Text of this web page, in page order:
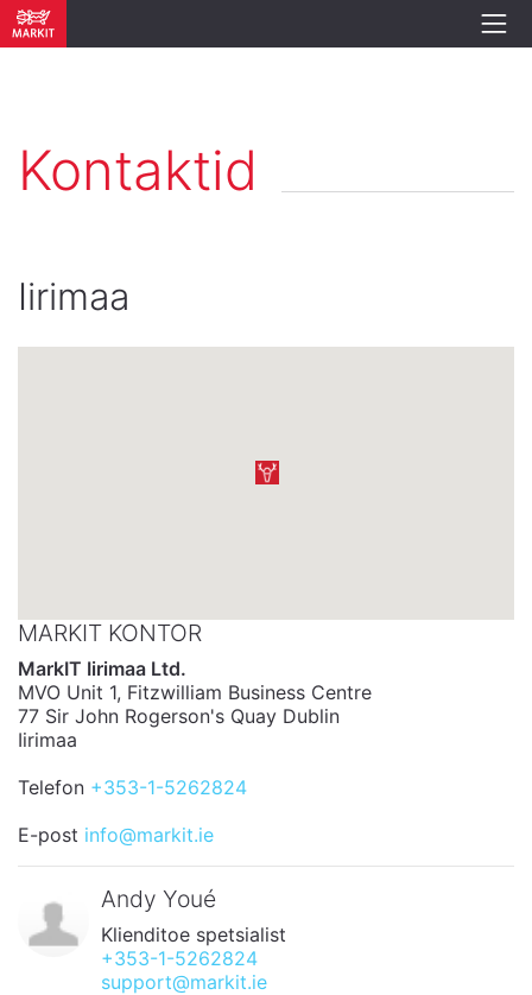
Kontaktid
Iirimaa
MARKIT KONTOR
MarkIT Iirimaa Ltd.
MVO Unit 1, Fitzwilliam Business Centre
77 Sir John Rogerson's Quay Dublin
Iirimaa
Telefon +353-1-5262824
E-post info@markit.ie
Andy Youé
Klienditoe spetsialist
+353-1-5262824
support@markit.ie